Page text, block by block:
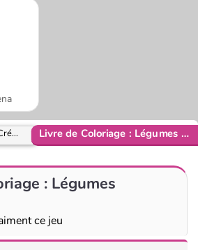
Jeux de Art et Créativité Livre de Coloriage : Légumes Dessinés
: Légumes
ce jeu